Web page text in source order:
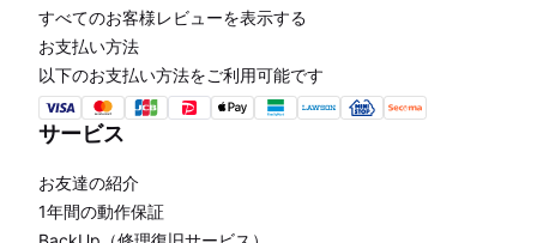
すべてのお客様レビューを表示する
お支払い方法
以下のお支払い方法をご利用可能です
サービス
お友達の紹介
1年間の動作保証